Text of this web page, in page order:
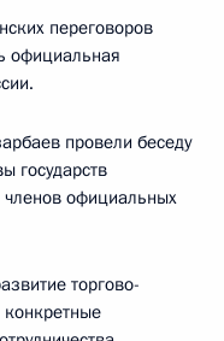
переговоров
официальная
провели беседу
государств
членов официальных
торгово-